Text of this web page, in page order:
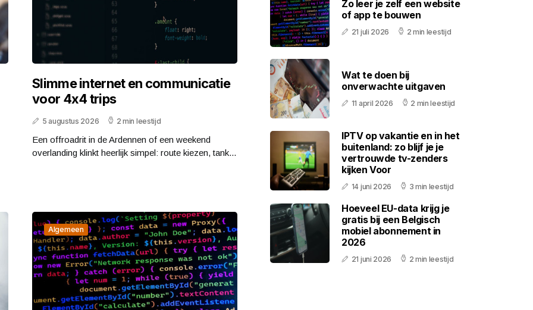
Slimme internet en communicatie
voor 4x4 trips
5 augustus 2026 2 min leestijd
Een offroadrit in de Ardennen of een weekend
overlanding klinkt heerlijk simpel: route kiezen, tank...
Algemeen
Zo leer je zelf een website
of app te bouwen
21 juli 2026 2 min leestijd
Wat te doen bij
onverwachte uitgaven
11 april 2026 2 min leestijd
IPTV op vakantie en in het
buitenland: zo blijf je je
vertrouwde tv-zenders
kijken Voor
14 juni 2026 3 min leestijd
Hoeveel EU-data krijg je
gratis bij een Belgisch
mobiel abonnement in
2026
21 juni 2026 2 min leestijd